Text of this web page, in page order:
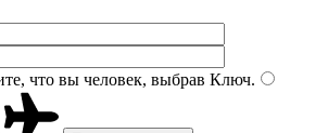
что вы человек, выбрав Ключ.